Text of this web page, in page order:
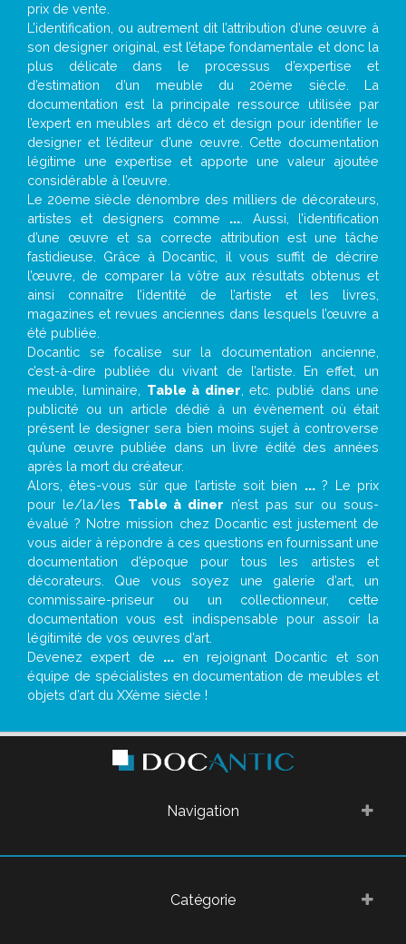
prix de vente.
L’identification, ou autrement dit l’attribution d’une œuvre à
son designer original, est l’étape fondamentale et donc la
plus délicate dans le processus d’expertise et
d’estimation d’un meuble du 20ème siècle. La
documentation est la principale ressource utilisée par
l’expert en meubles art déco et design pour identifier le
designer et l’éditeur d’une œuvre. Cette documentation
légitime une expertise et apporte une valeur ajoutée
considérable à l’œuvre.
Le 20eme siècle dénombre des milliers de décorateurs,
artistes et designers comme ... . Aussi, l’identification
d’une œuvre et sa correcte attribution est une tâche
fastidieuse. Grâce à Docantic, il vous suffit de décrire
l’œuvre, de comparer la vôtre aux résultats obtenus et
ainsi connaître l’identité de l’artiste et les livres,
magazines et revues anciennes dans lesquels l’œuvre a
été publiée.
Docantic se focalise sur la documentation ancienne,
c’est-à-dire publiée du vivant de l’artiste. En effet, un
meuble, luminaire, Table à diner , etc. publié dans une
publicité ou un article dédié à un évènement où était
présent le designer sera bien moins sujet à controverse
qu’une œuvre publiée dans un livre édité des années
après la mort du créateur.
Alors, êtes-vous sûr que l’artiste soit bien ...? Le prix
pour le/la/les Table à diner n’est pas sur ou sous-
évalué ? Notre mission chez Docantic est justement de
vous aider à répondre à ces questions en fournissant une
documentation d’époque pour tous les artistes et
décorateurs. Que vous soyez une galerie d’art, un
commissaire-priseur ou un collectionneur, cette
documentation vous est indispensable pour assoir la
légitimité de vos œuvres d’art.
Devenez expert de ... en rejoignant Docantic et son
équipe de spécialistes en documentation de meubles et
objets d’art du XXème siècle !
Navigation
Catégorie